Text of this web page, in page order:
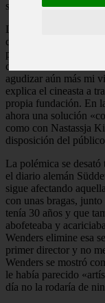
semidesnuda.
La película dejará de
de streaming,
pública». «Las
de los últimos días
agudizar aún más mi
explica el cineasta a
propia fundación. En
ahora una solución
como con Nastassja
disposición del
La polémica se desató
el diario alemán
sigue afectando
con unas bragas,
tenía 30 años y que
abofeteaba y
Wenders elimine esa
primer director y no
Wenders se mostró
le había parecido
día no la rodaría de